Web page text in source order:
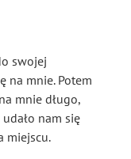
swojej
na mnie. Potem
mnie długo,
nam się
miejscu.